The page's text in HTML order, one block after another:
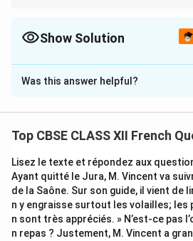
passent tes... ? » (And you, how are
Show Solution
Solution and Explanation
Step 1: Planning and Informal
•Date and Place: Placed at the
New Delhi, le 22 juin 2026).
•Greeting:Informal opening on
Marc, or Chère Marie,).
•Sign-off:Warm closing at the
Amicalement,, Grosses bises,,
Was this answer helpful?
Top CBSE CLASS XII French
Lisez le texte et répondez aux
Ayant quitté le Jura, M. Vincent va
de la Saône. Sur son guide, il vient de
n y engraisse surtout les volailles;
n sont très appréciés. » N’est-ce pas
n repas ? Justement, M. Vincent a